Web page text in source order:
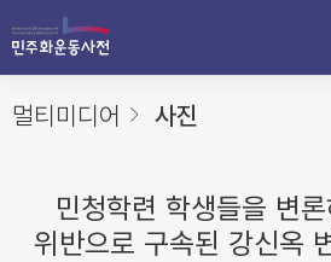
메
뉴
바
로
용
바
로
가
단
바
로
가멀티미디어 사진
민청학련 학생들을 변
위반으로 구속된 강신옥